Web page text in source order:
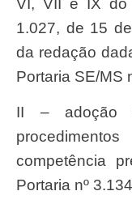
VI, VII e IX do
1.027, de 15
da redação
Portaria SE/MS
II – adoção e subscrição dos atos e
competência
Portaria nº